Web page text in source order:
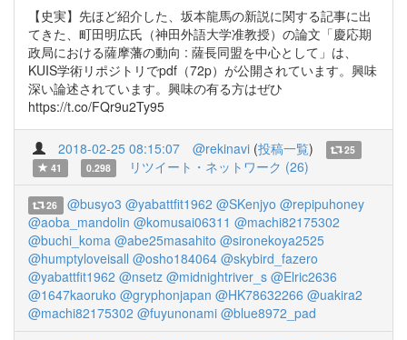
【史実】先ほど紹介した、坂本龍馬の新説に関する記事に出
てきた、町田明広氏（神田外語大学准教授）の論文「慶応期
政局における薩摩藩の動向 : 薩長同盟を中心として」は、
KUIS学術リポジトリでpdf（72p）が公開されています。興味
深い論述されています。興味の有る方はぜひ
https://t.co/FQr9u2Ty95
2018-02-25 08:15:07 @rekinavi (投稿一覧)
25
41
0.298 リツイート・ネットワーク (26)
26 @busyo3 @yabattfit1962 @SKenjyo @repipuhoney
@aoba_mandolin @komusai06311 @machi82175302
@buchi_koma @abe25masahito @sironekoya2525
@humptyloveisall @osho184064 @skybird_fazero
@yabattfit1962 @nsetz @midnightriver_s @Elric2636
@1647kaoruko @gryphonjapan @HK78632266 @uakira2
@machi82175302 @fuyunonami @blue8972_pad